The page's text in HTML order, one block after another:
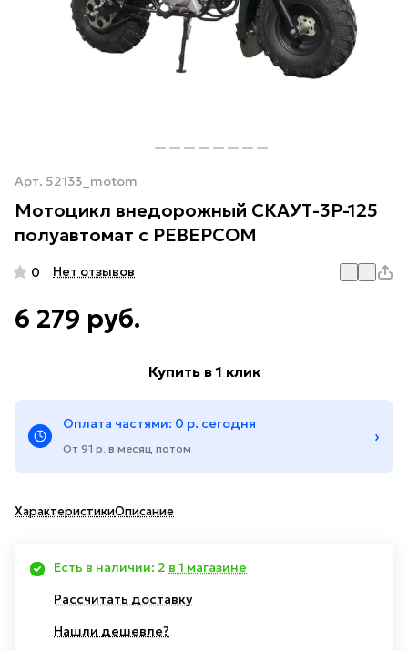
Арт. 52133_motom
Мотоцикл внедорожный СКАУТ-3Р-125
полуавтомат с РЕВЕРСОМ
0 Нет отзывов
6 279 руб.
Купить в 1 клик
Оплата частями: 0 р. сегодня
От 91 р. в месяц потом
›
ХарактеристикиОписание
Есть в наличии: 2 в 1 магазине
Рассчитать доставку
Нашли дешевле?